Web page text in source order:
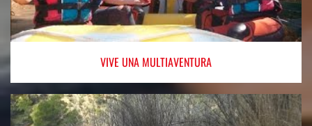
VIVE UNA MULTIAVENTURA